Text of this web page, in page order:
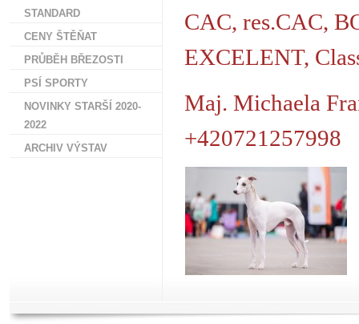
CAC, res.CAC,
EXCELENT,
Maj. Michaela
+420721257998
STANDARD
CENY ŠTĚŇAT
PRŮBĚH BŘEZOSTI
PSÍ SPORTY
NOVINKY STARŠÍ 2020-
2022
ARCHIV VÝSTAV